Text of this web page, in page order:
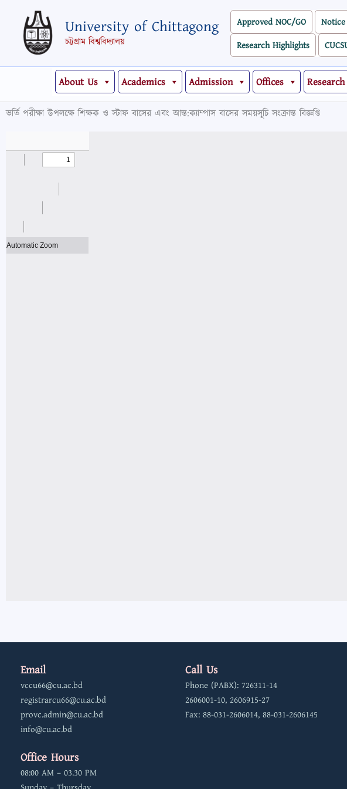
content
University of Chittagong
চট্টগ্রাম বিশ্ববিদ্যালয়
Approved NOC/GO
Research Highlights
About Us Academics Admission Offices Research
ভর্তি পরীক্ষা উপলক্ষে শিক্ষক ও স্টাফ বাসের এবং আন্ত:ক্যাম্পাস বাসের সময়সূচি সংক্রান্ত বিজ্ঞপ্তি
Email
vccu66@cu.ac.bd
registrarcu66@cu.ac.bd
provc.admin@cu.ac.bd
info@cu.ac.bd
Call Us
Phone (PABX): 726311-14
2606001-10, 2606915-27
Fax: 88-031-2606014, 88-031-2606145
Office Hours
08:00 AM – 03.30 PM